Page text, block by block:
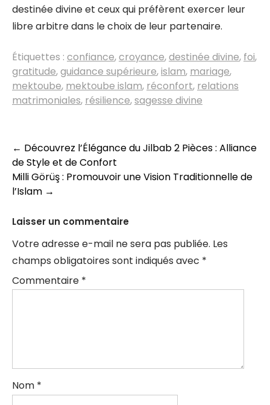
destinée divine et ceux qui préfèrent exercer leur
libre arbitre dans le choix de leur partenaire.
Étiquettes : confiance,croyance,destinée divine, foi,
gratitude,guidance supérieure,islam, mariage,
mektoube, mektoube islam, réconfort, relations
matrimoniales, résilience,sagesse divine
Navigation
des
articles
← Découvrez l’Élégance du Jilbab 2 Pièces : Alliance
de Style et de Confort
Milli Görüş : Promouvoir une Vision Traditionnelle de
l’Islam →
Laisser un commentaire
Votre adresse e-mail ne sera pas publiée. Les
champs obligatoires sont indiqués avec *
Commentaire *
Nom *